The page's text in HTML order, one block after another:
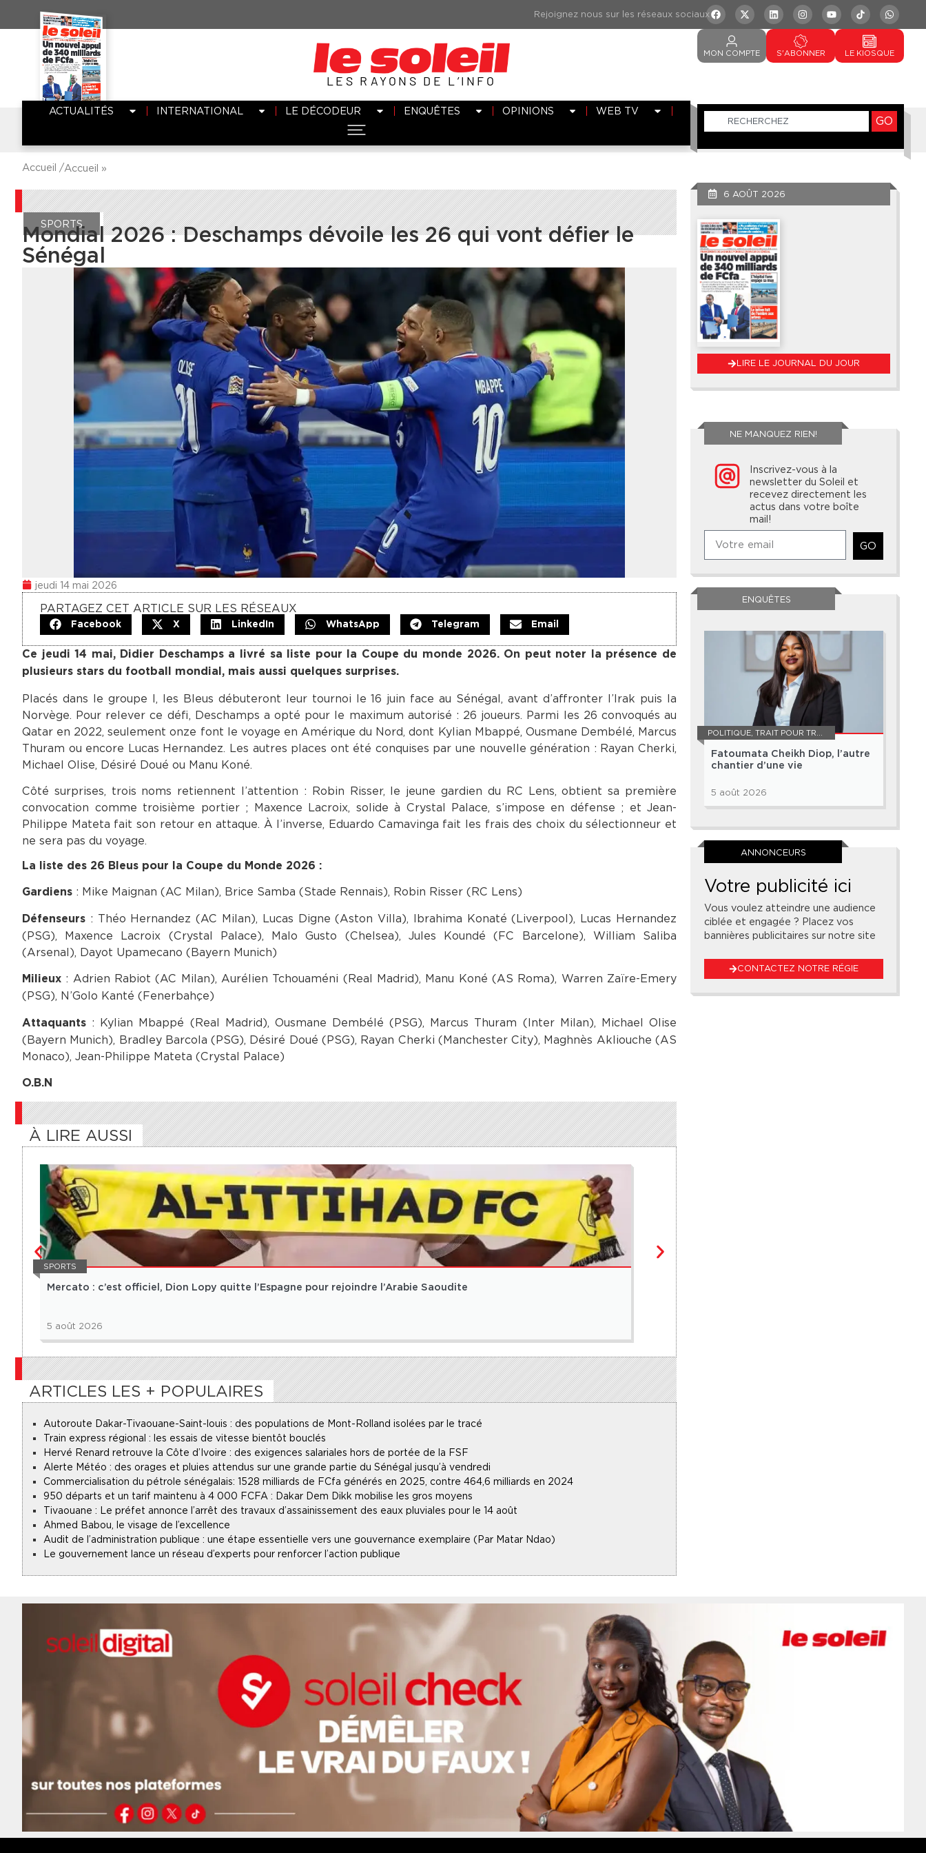
LES RAYONS DE L’INFO
MON COMPTE S'ABONNER LE KIOSQUE
ACTUALITÉS INTERNATIONAL LE DÉCODEUR ENQUÊTES OPINIONS WEB TV
GO
Accueil /Accueil »
SPORTS
Mondial 2026 : Deschamps dévoile les 26 qui vont défier le
Sénégal
jeudi 14 mai 2026
PARTAGEZ CET ARTICLE SUR LES RÉSEAUX
Facebook X LinkedIn WhatsApp Telegram Email
Ce jeudi 14 mai, Didier Deschamps a livré sa liste pour la Coupe du monde 2026. On peut noter la présence de
plusieurs stars du football mondial, mais aussi quelques surprises.
Placés dans le groupe I, les Bleus débuteront leur tournoi le 16 juin face au Sénégal, avant d’affronter l’Irak puis la
Norvège. Pour relever ce défi, Deschamps a opté pour le maximum autorisé : 26 joueurs. Parmi les 26 convoqués au
Qatar en 2022, seulement onze font le voyage en Amérique du Nord, dont Kylian Mbappé, Ousmane Dembélé, Marcus
Thuram ou encore Lucas Hernandez. Les autres places ont été conquises par une nouvelle génération : Rayan Cherki,
Michael Olise, Désiré Doué ou Manu Koné.
Côté surprises, trois noms retiennent l’attention : Robin Risser, le jeune gardien du RC Lens, obtient sa première
convocation comme troisième portier ; Maxence Lacroix, solide à Crystal Palace, s’impose en défense ; et Jean-
Philippe Mateta fait son retour en attaque. À l’inverse, Eduardo Camavinga fait les frais des choix du sélectionneur et
ne sera pas du voyage.
La liste des 26 Bleus pour la Coupe du Monde 2026 :
Gardiens : Mike Maignan (AC Milan), Brice Samba (Stade Rennais), Robin Risser (RC Lens)
Défenseurs : Théo Hernandez (AC Milan), Lucas Digne (Aston Villa), Ibrahima Konaté (Liverpool), Lucas Hernandez
(PSG), Maxence Lacroix (Crystal Palace), Malo Gusto (Chelsea), Jules Koundé (FC Barcelone), William Saliba
(Arsenal), Dayot Upamecano (Bayern Munich)
Milieux : Adrien Rabiot (AC Milan), Aurélien Tchouaméni (Real Madrid), Manu Koné (AS Roma), Warren Zaïre-Emery
(PSG), N’Golo Kanté (Fenerbahçe)
Attaquants : Kylian Mbappé (Real Madrid), Ousmane Dembélé (PSG), Marcus Thuram (Inter Milan), Michael Olise
(Bayern Munich), Bradley Barcola (PSG), Désiré Doué (PSG), Rayan Cherki (Manchester City), Maghnès Akliouche (AS
Monaco), Jean-Philippe Mateta (Crystal Palace)
O.B.N
À LIRE AUSSI
SPORTS
Mercato : c’est officiel, Dion Lopy quitte l’Espagne pour rejoindre l’Arabie Saoudite
5 août 2026
SPORTS
AfroBasket U18 (F) : le Sénégal défait par le
5 août 2026
ARTICLES LES + POPULAIRES
Autoroute Dakar-Tivaouane-Saint-louis : des populations de Mont-Rolland isolées par le tracé
Train express régional : les essais de vitesse bientôt bouclés
Hervé Renard retrouve la Côte d’Ivoire : des exigences salariales hors de portée de la FSF
Alerte Météo : des orages et pluies attendus sur une grande partie du Sénégal jusqu’à vendredi
Commercialisation du pétrole sénégalais : 1528 milliards de FCfa générés en 2025, contre 464,6 milliards en 2024
950 départs et un tarif maintenu à 4 000 FCFA : Dakar Dem Dikk mobilise les gros moyens
Tivaouane : Le préfet annonce l’arrêt des travaux d’assainissement des eaux pluviales pour le 14 août
Ahmed Babou, le visage de l’excellence
Audit de l’administration publique : une étape essentielle vers une gouvernance exemplaire (Par Matar Ndao)
Le gouvernement lance un réseau d’experts pour renforcer l’action publique
6 AOÛT 2026
LIRE LE JOURNAL DU JOUR
NE MANQUEZ RIEN!
Inscrivez-vous à la
newsletter du Soleil et
recevez directement les
actus dans votre boîte
mail!
GO
ENQUÊTES
POLITIQUE, TRAIT POUR TRAIT
Fatoumata Cheikh Diop, l’autre
chantier d’une vie
5 août 2026
ANNONCEURS
Votre publicité ici
Vous voulez atteindre une audience
ciblée et engagée ? Placez vos
bannières publicitaires sur notre site
CONTACTEZ NOTRE RÉGIE